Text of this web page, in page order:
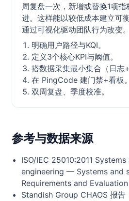
周复盘一次，新增或替换1项
进。这样能以较低成本建立可
通过可视化驱动团队行为改变。
明确用户路径与KQI。
定义3个核心KPI与阈值。
搭数据采集最小集合（日志+
在 PingCode 建门禁+看板。
双周复盘、季度校准。
参考与数据来源
ISO/IEC 25010:2011
engineering — Systems and
Requirements and Evaluation
Standish Group CHAOS 报告